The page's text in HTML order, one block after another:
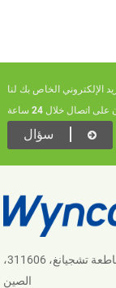
الإلكتروني الخاص بك لنا
سؤال
رقم 10 طريق فنغ، مدينة شيايا، مدينة جيانده، مقاطعة تشجيانغ، 311606،
الصين